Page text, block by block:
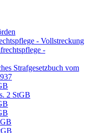
- Vollstreckung
-
Strafgesetzbuch vom
2 StGB